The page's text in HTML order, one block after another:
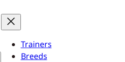
Trainers
Breeds